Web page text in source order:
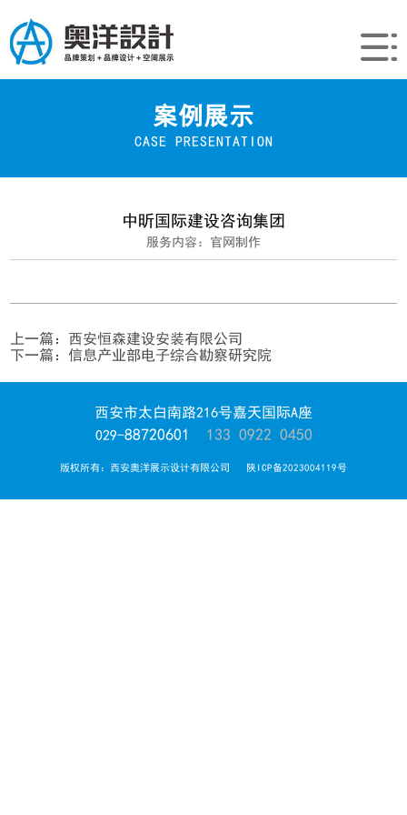
案例展示
CASE PRESENTATION
中昕国际建设咨询集团
服务内容：官网制作
上一篇： 西安恒森建设安装有限公司
下一篇：信息产业部电子综合勘察研究院
西安市太白南路216号嘉天国际A座
029-88720601 133 0922 0450
版权所有：西安奥洋展示设计有限公司 陕ICP备2023004119号